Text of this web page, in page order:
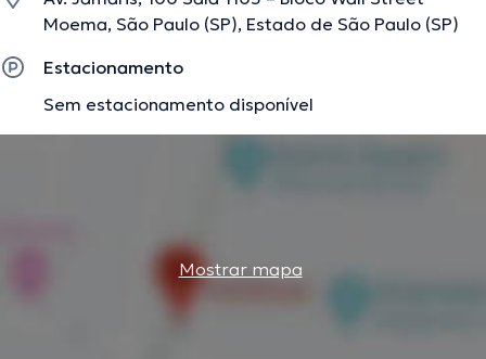
A descrição foi editada pela equipe do doctoranytime, baseada em
Moema, São Paulo (SP), Estado de São Paulo (SP)
Estacionamento
Sem estacionamento disponível
Mostrar mapa